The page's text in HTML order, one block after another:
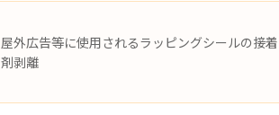
屋外広告等に使用されるラッピングシールの接着
剤剥離